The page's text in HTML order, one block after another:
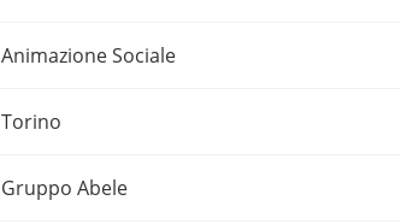
Animazione Sociale
Torino
Gruppo Abele